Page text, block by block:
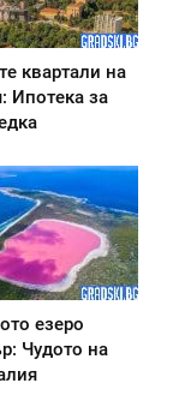
квартали на
Ипотека за
езеро
Чудото на